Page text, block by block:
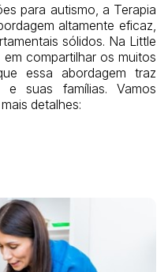
para autismo, a Terapia
altamente eficaz,
sólidos. Na Little
compartilhar os muitos
essa abordagem traz
suas famílias. Vamos
detalhes: